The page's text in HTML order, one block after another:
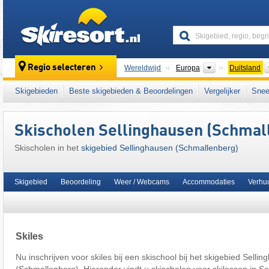
Regio selecteren Wereldwijd Europa Continenten
Duitsland
Dit skigebied ligt ook in:
Rijnlands leisteenplateau
West-Duitsland
Skigebieden Beste skigebieden & Beoordelingen Vergelijker
Skischolen Sellinghausen
Skischolen in het skigebied Sellinghausen (Schmallenberg)
Skigebied Beoordeling Weer / Webcams Accommodaties
Skiles
Nu inschrijven voor skiles bij een skischool bij het skigebied